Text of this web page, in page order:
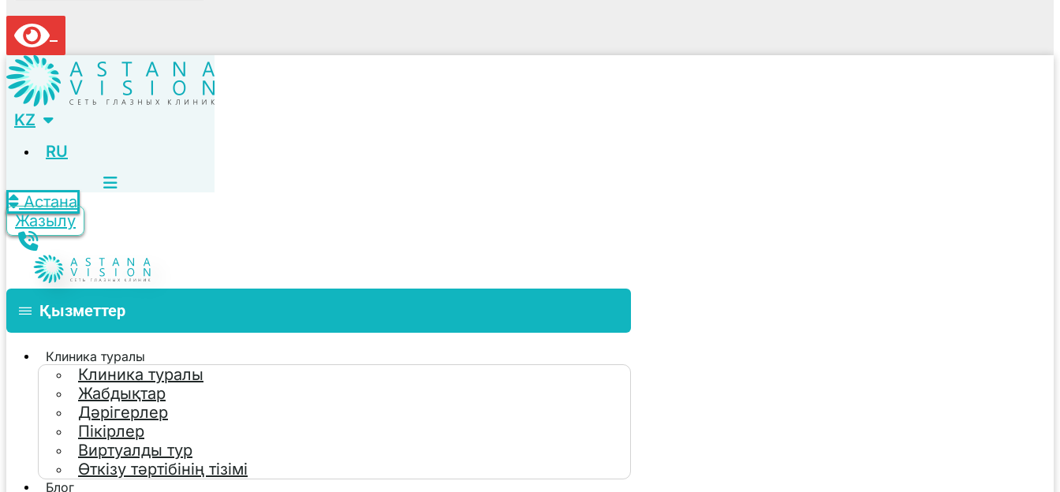
KZ
RU
Астана
Жазылу
Қызметтер
Клиника туралы
Клиника туралы
Жабдықтар
Дәрігерлер
Пікірлер
Виртуалды тур
Өткізу тәртібінің тізімі
Блог